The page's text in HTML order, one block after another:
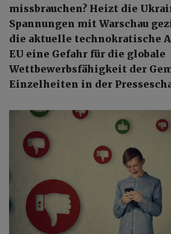
missbrauchen? Heizt die
Spannungen mit Warschau
die aktuelle technokratische
EU eine Gefahr für die globale
Wettbewerbsfähigkeit der
Einzelheiten in der